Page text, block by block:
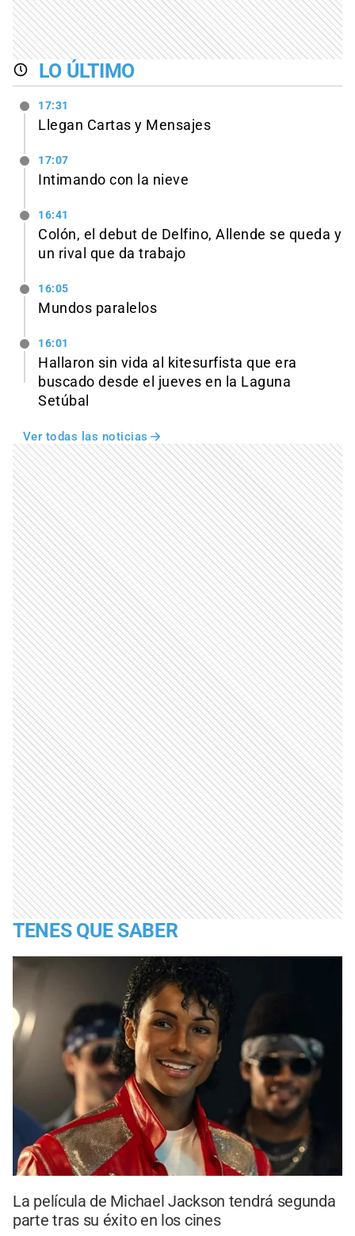
LO ÚLTIMO
17:31
Llegan Cartas y Mensajes
17:07
Intimando con la nieve
16:41
Colón, el debut de Delfino, Allende se queda y
un rival que da trabajo
16:05
Mundos paralelos
16:01
Hallaron sin vida al kitesurfista que era
buscado desde el jueves en la Laguna
Setúbal
Ver todas las noticias
TENES QUE SABER
La película de Michael Jackson tendrá segunda
parte tras su éxito en los cines